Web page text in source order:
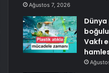
Ağustos 7, 2026
Vakfı